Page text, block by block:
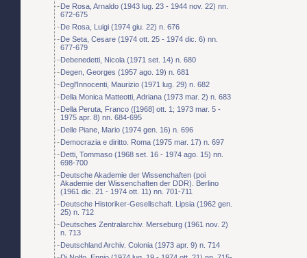
De Rosa, Arnaldo (1943 lug. 23 - 1944 nov. 22) nn.
672-675
De Rosa, Luigi (1974 giu. 22) n. 676
De Seta, Cesare (1974 ott. 25 - 1974 dic. 6) nn.
677-679
Debenedetti, Nicola (1971 set. 14) n. 680
Degen, Georges (1957 ago. 19) n. 681
Degl'Innocenti, Maurizio (1971 lug. 29) n. 682
Della Monica Matteotti, Adriana (1973 mar. 2) n. 683
Della Peruta, Franco ([1968] ott. 1; 1973 mar. 5 -
1975 apr. 8) nn. 684-695
Delle Piane, Mario (1974 gen. 16) n. 696
Democrazia e diritto. Roma (1975 mar. 17) n. 697
Detti, Tommaso (1968 set. 16 - 1974 ago. 15) nn.
698-700
Deutsche Akademie der Wissenchaften (poi
Akademie der Wissenchaften der DDR). Berlino
(1961 dic. 21 - 1974 ott. 11) nn. 701-711
Deutsche Historiker-Gesellschaft. Lipsia (1962 gen.
25) n. 712
Deutsches Zentralarchiv. Merseburg (1961 nov. 2)
n. 713
Deutschland Archiv. Colonia (1973 apr. 9) n. 714